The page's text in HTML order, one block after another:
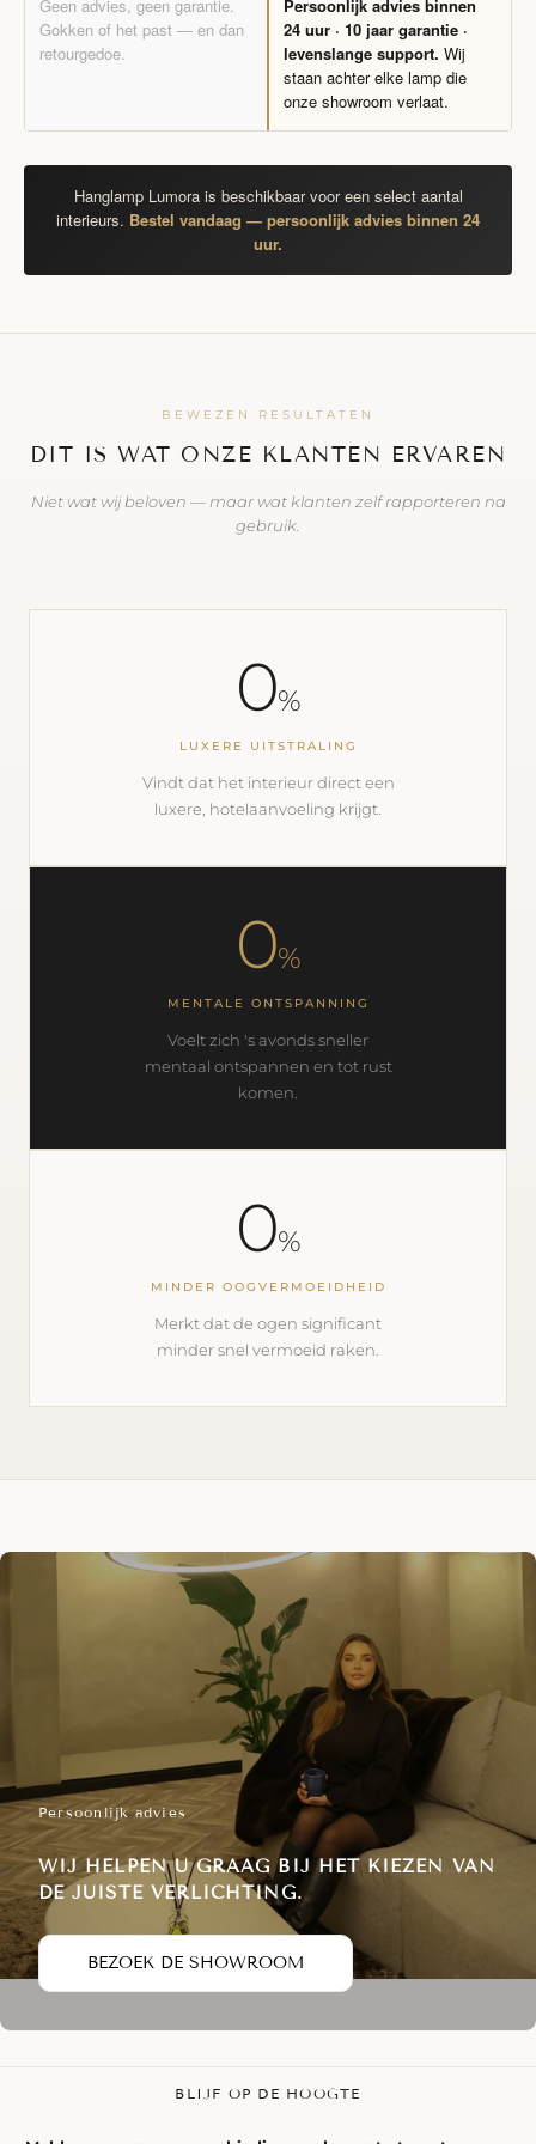
Geen advies, geen garantie.
Gokken of het past — en dan
retourgedoe.
Persoonlijk advies binnen
24 uur · 10 jaar garantie ·
levenslange support. Wij
staan achter elke lamp die
onze showroom verlaat.
Hanglamp Lumora is beschikbaar voor een select aantal
interieurs. Bestel vandaag — persoonlijk advies binnen 24
uur.
BEWEZEN RESULTATEN
DIT IS WAT ONZE KLANTEN ERVAREN
Niet wat wij beloven — maar wat klanten zelf rapporteren na
gebruik.
0%
LUXERE UITSTRALING
Vindt dat het interieur direct een
luxere, hotelaanvoeling krijgt.
0%
MENTALE ONTSPANNING
Voelt zich 's avonds sneller
mentaal ontspannen en tot rust
komen.
0%
MINDER OOGVERMOEIDHEID
Merkt dat de ogen significant
minder snel vermoeid raken.
Persoonlijk advies
WIJ HELPEN U GRAAG BIJ HET KIEZEN VAN
DE JUISTE VERLICHTING.
BEZOEK DE SHOWROOM
BLIJF OP DE HOOGTE